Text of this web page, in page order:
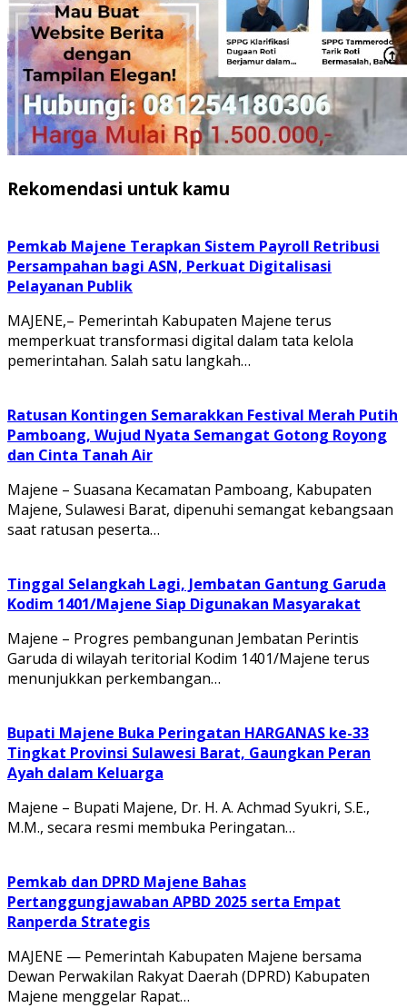
Rekomendasi untuk kamu
Pemkab Majene Terapkan Sistem Payroll Retribusi
Persampahan bagi ASN, Perkuat Digitalisasi
Pelayanan Publik
MAJENE,– Pemerintah Kabupaten Majene terus
memperkuat transformasi digital dalam tata kelola
pemerintahan. Salah satu langkah…
Ratusan Kontingen Semarakkan Festival Merah Putih
Pamboang, Wujud Nyata Semangat Gotong Royong
dan Cinta Tanah Air
Majene – Suasana Kecamatan Pamboang, Kabupaten
Majene, Sulawesi Barat, dipenuhi semangat kebangsaan
saat ratusan peserta…
Tinggal Selangkah Lagi, Jembatan Gantung Garuda
Kodim 1401/Majene Siap Digunakan Masyarakat
Majene – Progres pembangunan Jembatan Perintis
Garuda di wilayah teritorial Kodim 1401/Majene terus
menunjukkan perkembangan…
Bupati Majene Buka Peringatan HARGANAS ke-33
Tingkat Provinsi Sulawesi Barat, Gaungkan Peran
Ayah dalam Keluarga
Majene – Bupati Majene, Dr. H. A. Achmad Syukri, S.E.,
M.M., secara resmi membuka Peringatan…
Pemkab dan DPRD Majene Bahas
Pertanggungjawaban APBD 2025 serta Empat
Ranperda Strategis
MAJENE — Pemerintah Kabupaten Majene bersama
Dewan Perwakilan Rakyat Daerah (DPRD) Kabupaten
Majene menggelar Rapat…